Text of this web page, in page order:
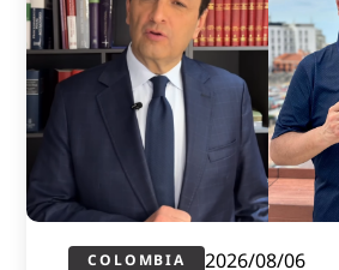
COLOMBIA 2026/08/06